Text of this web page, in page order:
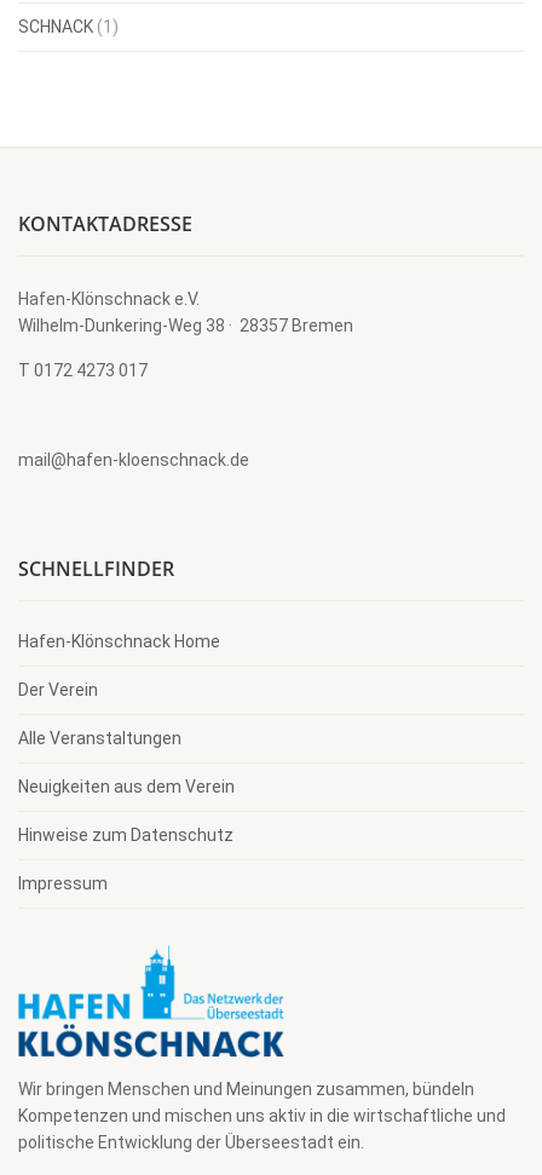
SCHNACK (1)
KONTAKTADRESSE
Hafen-Klönschnack e.V.
Wilhelm-Dunkering-Weg 38 · 28357 Bremen
T 0172 4273 017
mail@hafen-kloenschnack.de
SCHNELLFINDER
Hafen-Klönschnack Home
Der Verein
Alle Veranstaltungen
Neuigkeiten aus dem Verein
Hinweise zum Datenschutz
Impressum
Wir bringen Menschen und Meinungen zusammen, bündeln
Kompetenzen und mischen uns aktiv in die wirtschaftliche und
politische Entwicklung der Überseestadt ein.